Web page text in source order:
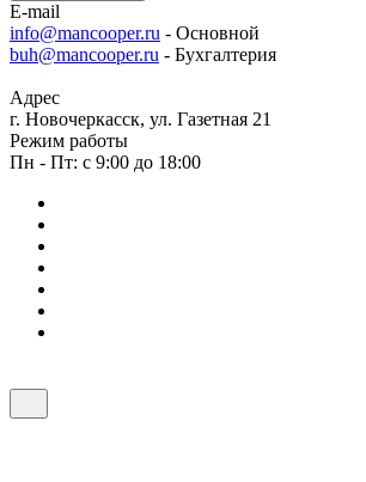
E-mail
info@mancooper.ru - Основной
buh@mancooper.ru - Бухгалтерия
Адрес
г. Новочеркасск, ул. Газетная 21
Режим работы
Пн - Пт: с 9:00 до 18:00